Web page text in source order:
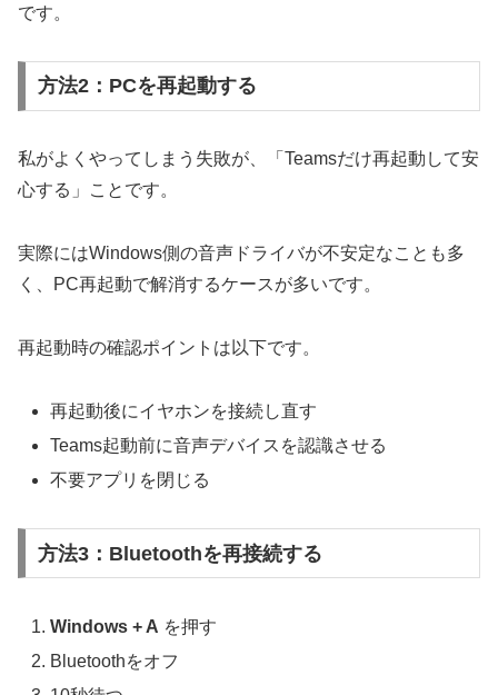
です。
方法2：PCを再起動する
私がよくやってしまう失敗が、「Teamsだけ再起動して安
心する」ことです。
実際にはWindows側の音声ドライバが不安定なことも多
く、PC再起動で解消するケースが多いです。
再起動時の確認ポイントは以下です。
再起動後にイヤホンを接続し直す
Teams起動前に音声デバイスを認識させる
不要アプリを閉じる
方法3：Bluetoothを再接続する
Windows + A を押す
Bluetoothをオフ